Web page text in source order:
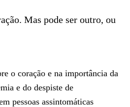
Mas pode ser outro, ou
o coração e na importância da
e do despiste de
pessoas assintomáticas